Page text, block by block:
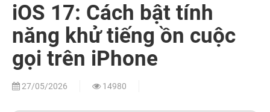
iOS 17: Cách bật tính
năng khử tiếng ồn cuộc
gọi trên iPhone
27/05/2026 14980